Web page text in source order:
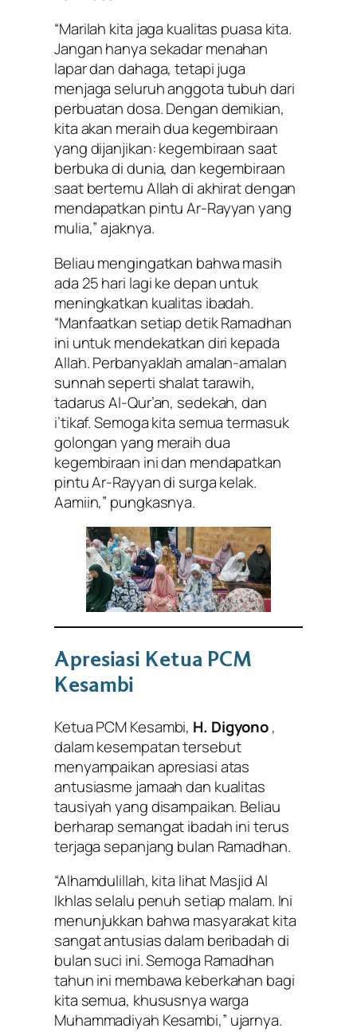
“Marilah kita jaga kualitas puasa kita.
Jangan hanya sekadar menahan
lapar dan dahaga, tetapi juga
menjaga seluruh anggota tubuh dari
perbuatan dosa. Dengan demikian,
kita akan meraih dua kegembiraan
yang dijanjikan: kegembiraan saat
berbuka di dunia, dan kegembiraan
saat bertemu Allah di akhirat dengan
mendapatkan pintu Ar-Rayyan yang
mulia,” ajaknya.
Beliau mengingatkan bahwa masih
ada 25 hari lagi ke depan untuk
meningkatkan kualitas ibadah.
“Manfaatkan setiap detik Ramadhan
ini untuk mendekatkan diri kepada
Allah. Perbanyaklah amalan-amalan
sunnah seperti shalat tarawih,
tadarus Al-Qur’an, sedekah, dan
i’tikaf. Semoga kita semua termasuk
golongan yang meraih dua
kegembiraan ini dan mendapatkan
pintu Ar-Rayyan di surga kelak.
Aamiin,” pungkasnya.
Apresiasi Ketua PCM
Kesambi
Ketua PCM Kesambi, H. Digyono,
dalam kesempatan tersebut
menyampaikan apresiasi atas
antusiasme jamaah dan kualitas
tausiyah yang disampaikan. Beliau
berharap semangat ibadah ini terus
terjaga sepanjang bulan Ramadhan.
“Alhamdulillah, kita lihat Masjid Al
Ikhlas selalu penuh setiap malam. Ini
menunjukkan bahwa masyarakat kita
sangat antusias dalam beribadah di
bulan suci ini. Semoga Ramadhan
tahun ini membawa keberkahan bagi
kita semua, khususnya warga
Muhammadiyah Kesambi,” ujarnya.